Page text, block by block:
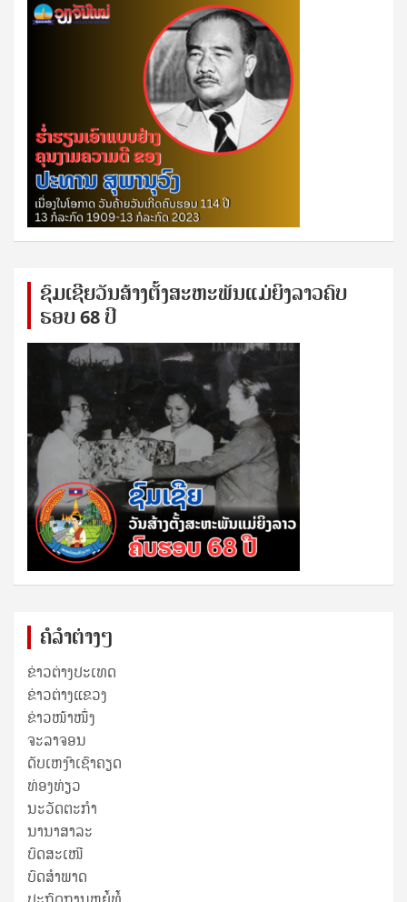
ຊົ​ມ​ເຊີຍ​ວັນ​ສ້າງ​ຕັ້ງ​ສະ​ຫະ​ພັນ​ແມ່​ຍິງ​​ລາວຄົບ​
ຮອບ 68 ປິ
ຄໍລຳຕ່າງໆ
ຂ່າວຕ່າງປະເທດ
ຂ່າວ​ຕ່າງ​ແຂວງ
ຂ່າວໜ້າໜຶ່ງ
ຈະລາຈອນ
ດັບເຫງົາເຊົາຄຽດ
ທ່ອງທ່ຽວ
ນະວັດຕະກໍາ
ນານາສາລະ
ບົດສະເໜີ
ບົດສໍາພາດ